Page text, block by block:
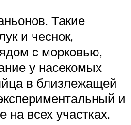
Такие
и чеснок,
с морковью,
у насекомых
в близлежащей
и
на всех участках.